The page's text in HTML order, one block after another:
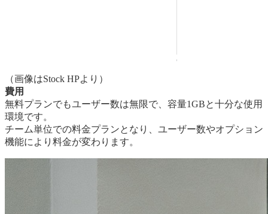
（画像はStock HPより）
費用
無料プランでもユーザー数は無限で、容量1GBと十分な使用
環境です。
チーム単位での料金プランとなり、ユーザー数やオプション
機能により料金が変わります。